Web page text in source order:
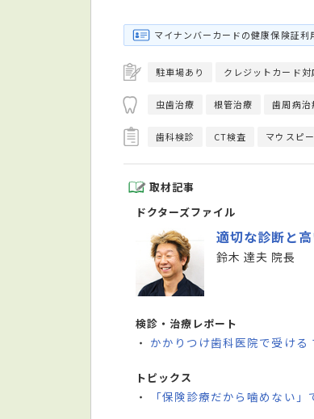
マイナンバーカードの健康保険証利
駐車場あり クレジットカード対
虫歯治療 根管治療 歯周病治
歯科検診 CT検査 マウスピ
取材記事
ドクターズファイル
適切な診断と
鈴木 達夫 院長
検診・治療レポート
・ かかりつけ歯科医院で受ける
トピックス
・
「保険診療だから噛めない